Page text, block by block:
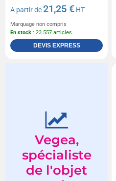
A partir de21,25 € HT
Marquage non compris
En stock : 23 557 articles
DEVIS EXPRESS
Vegea,
spécialiste
de l'objet